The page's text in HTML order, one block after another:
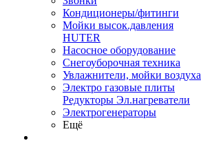
Кондиционеры/фитинги
Мойки высок.давления
HUTER
Насосное оборудование
Снегоуборочная техника
Увлажнители, мойки воздуха
Электро газовые плиты
Редукторы Эл.нагреватели
Электрогенераторы
Ещё